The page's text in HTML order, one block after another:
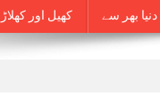
کھیل اور دنیا بھر سے